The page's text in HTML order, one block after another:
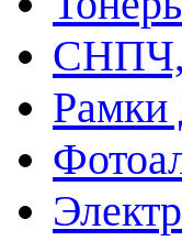
СНПЧ,
Рамки